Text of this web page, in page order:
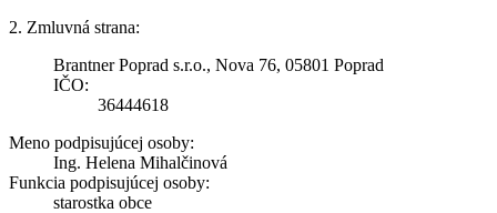
2. Zmluvná strana:
Brantner Poprad s.r.o., Nova 76, 05801 Poprad
IČO:
36444618
Meno podpisujúcej osoby:
Ing. Helena Mihalčinová
Funkcia podpisujúcej osoby:
starostka obce